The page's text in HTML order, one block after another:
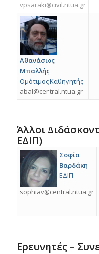
vpsaraki@civil.ntua.gr
Αθανάσιος
Μπαλλής
Ομότιμος Kαθηγητής
abal@central.ntua.gr
Άλλοι
ΕΔΙΠ)
Σοφία
Βαρδάκη
ΕΔΙΠ
sophiav@central.ntua.gr
Ερευνητές –